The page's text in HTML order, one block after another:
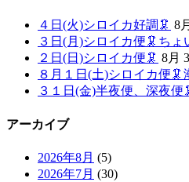
４日(火)シロイカ好調🦑 8
３日(月)シロイカ便🦑ちょ
２日(日)シロイカ便🦑 8月
８月１日(土)シロイカ便
３１日(金)半夜便、深夜便
アーカイブ
2026年8月 (5)
2026年7月 (30)